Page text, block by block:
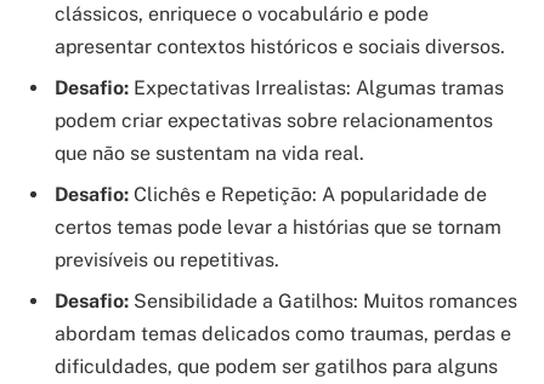
clássicos, enriquece o vocabulário e pode
apresentar contextos históricos e sociais diversos.
Desafio: Expectativas Irrealistas: Algumas tramas
podem criar expectativas sobre relacionamentos
que não se sustentam na vida real.
Desafio: Clichês e Repetição: A popularidade de
certos temas pode levar a histórias que se tornam
previsíveis ou repetitivas.
Desafio: Sensibilidade a Gatilhos: Muitos romances
abordam temas delicados como traumas, perdas e
dificuldades, que podem ser gatilhos para alguns